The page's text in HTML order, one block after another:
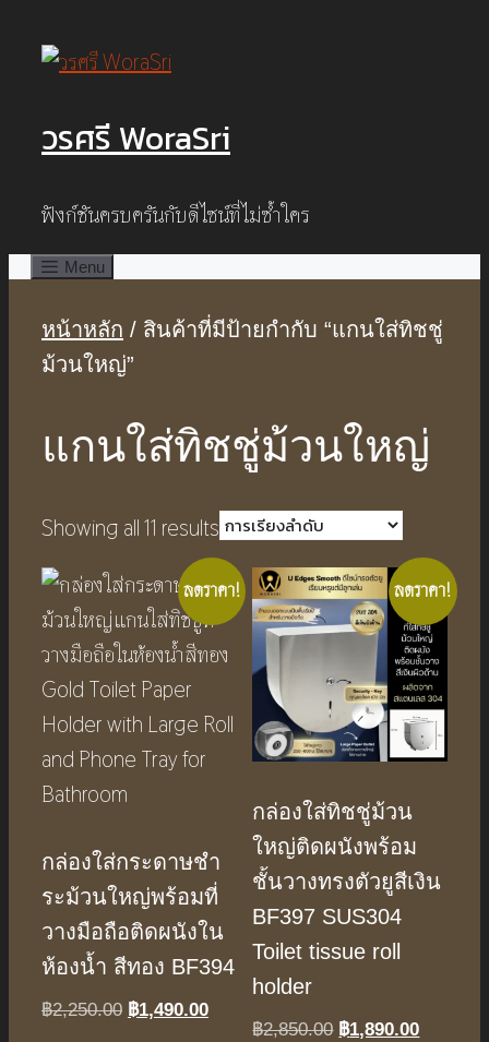
วรศรี WoraSri
ฟังก์ชันครบครันกับดีไซน์ที่ไม่ซ้ำใคร
Menu
หน้าหลัก / สินค้าที่มีป้ายกำกับ “แกนใส่ทิชชู่
ม้วนใหญ่”
แกนใส่ทิชชู่ม้วนใหญ่
Showing all 11 results
ลดราคา!
กล่องใส่กระดาษชํา
ระม้วนใหญ่พร้อมที่
วางมือถือติดผนังใน
ห้องน้ำ สีทอง BF394
฿2,250.00 Original
฿1,490.00Current
ลดราคา!
กล่องใส่ทิชชู่ม้วน
ใหญ่ติดผนังพร้อม
ชั้นวางทรงตัวยูสีเงิน
BF397 SUS304
Toilet tissue roll
holder
฿2,850.00 Original
฿1,890.00Current